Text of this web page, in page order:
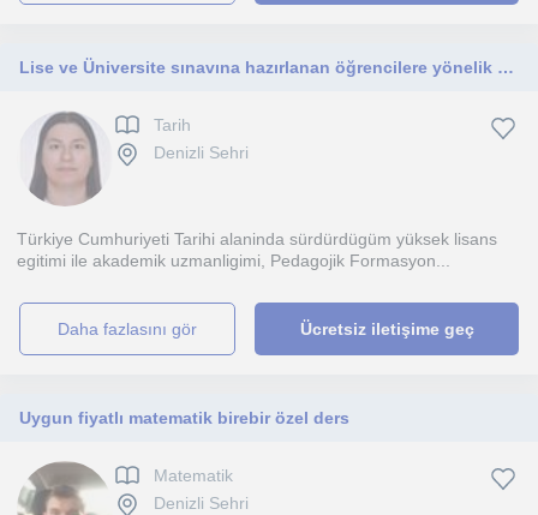
Lise ve Üniversite sınavına hazırlanan öğrencilere yönelik özel tarih dersi.
Tarih
Denizli Sehri
Türkiye Cumhuriyeti Tarihi alaninda sürdürdügüm yüksek lisans
egitimi ile akademik uzmanligimi, Pedagojik Formasyon...
daha fazlasını gör Ücretsiz iletişime geç
Uygun fiyatlı matematik birebir özel ders
Matematik
Denizli Sehri